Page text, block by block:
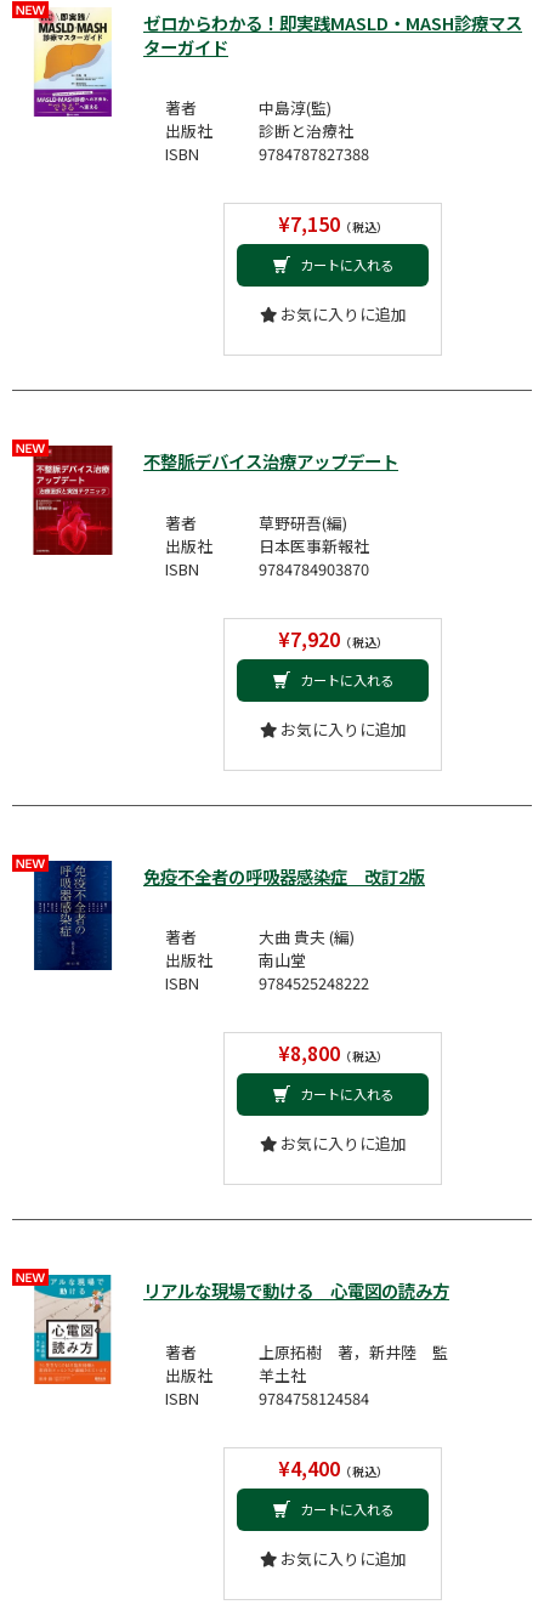
ゼロからわかる！即実践MASLD・MASH診療マス
ターガイド
著者
中島淳(監)
出版社
診断と治療社
ISBN
9784787827388
¥7,150（税込）
カートに入れる
お気に入りに追加
不整脈デバイス治療アップデート
著者
草野研吾(編)
出版社
日本医事新報社
ISBN
9784784903870
¥7,920（税込）
カートに入れる
お気に入りに追加
免疫不全者の呼吸器感染症 改訂2版
著者
大曲 貴夫 (編)
出版社
南山堂
ISBN
9784525248222
¥8,800（税込）
カートに入れる
お気に入りに追加
リアルな現場で動ける 心電図の読み方
著者
上原拓樹 著，新井陸 監
出版社
羊土社
ISBN
9784758124584
¥4,400（税込）
カートに入れる
お気に入りに追加